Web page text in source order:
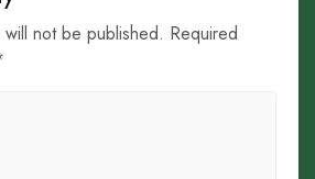
will not be published. Required